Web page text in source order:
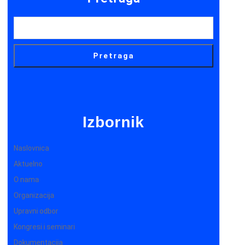
Pretraga
Izbornik
Naslovnica
Aktuelno
O nama
Organizacija
Upravni odbor
Kongresi i seminari
Dokumentacija